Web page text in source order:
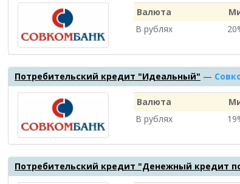
Валюта
В рублях
Потребительский кредит "Идеальный" —
Валюта
В рублях
Потребительский кредит "Денежный кредит